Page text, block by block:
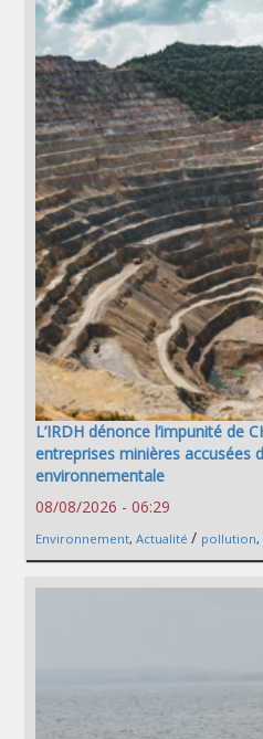
L’IRDH dénonce l’impunité de
entreprises minières accusées
environnementale
08/08/2026 - 06:29
Environnement, Actualité / pollution,